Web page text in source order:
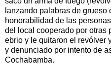
lanzando palabras de grueso
honorabilidad de las
del local cooperado por otras
ebrio y le quitaron el revólver
y denunciado por intento de
Cochabamba.